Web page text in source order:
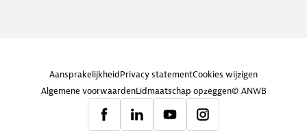
AansprakelijkheidPrivacy statementCookies wijzigen
Algemene voorwaardenLidmaatschap opzeggen© ANWB